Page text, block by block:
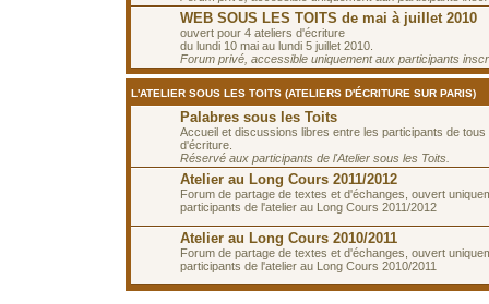
WEB SOUS LES TOITS de mai à juillet 2010
ouvert pour 4 ateliers d'écriture
du lundi 10 mai au lundi 5 juillet 2010.
Forum privé, accessible uniquement aux participants
L'ATELIER SOUS LES TOITS (ATELIERS D'ÉCRITURE SUR PARIS)
Palabres sous les Toits
Accueil et discussions libres entre les participants de tous
d'écriture.
Réservé aux participants de l'Atelier sous les Toits.
Atelier au Long Cours 2011/2012
Forum de partage de textes et d'échanges, ouvert
participants de l'atelier au Long Cours 2011/2012
Atelier au Long Cours 2010/2011
Forum de partage de textes et d'échanges, ouvert
participants de l'atelier au Long Cours 2010/2011